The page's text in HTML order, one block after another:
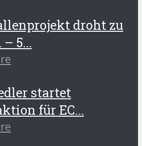
droht zu
5...
startet
für EC...